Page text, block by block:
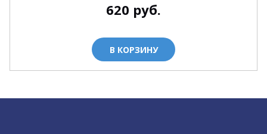
620 руб.
В КОРЗИНУ